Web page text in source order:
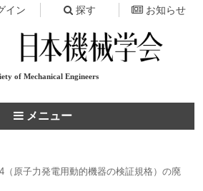
of Mechanical Engineers
メニュー
イン 探す お知らせ
（原子力発電用動的機器の検証規格）の廃